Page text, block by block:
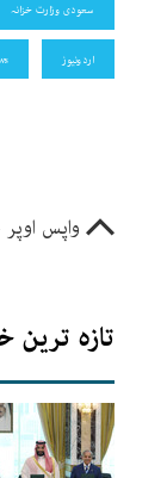
سعودی وزارت خزانہ
اردونیوز
واپس اوپر
تازہ ترین